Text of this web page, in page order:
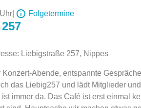
Folgetermine
Liebigstraße 257, Nippes
Abende, entspannte
das Liebig257 und lädt Mitglieder
immer da. Das Café ist erst einmal